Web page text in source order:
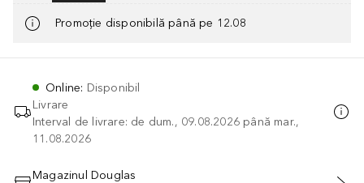
Promoție disponibilă până pe 12.08
Online: Disponibil
Livrare
Interval de livrare: de dum., 09.08.2026 până mar.,
11.08.2026
Magazinul Douglas